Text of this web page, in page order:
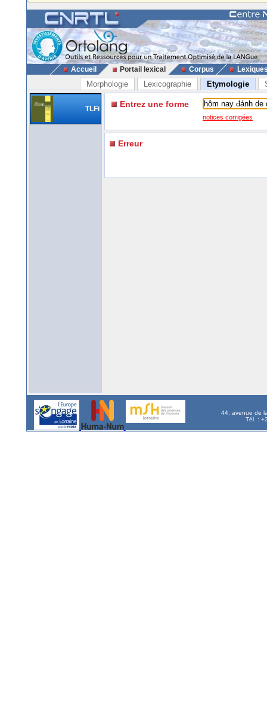
Accueil Portail lexical Corpus
Morphologie Lexicographie Etymologie
TLFi Entrez une forme
notices corrigées
Erreur
44, avenue de
Tél. :